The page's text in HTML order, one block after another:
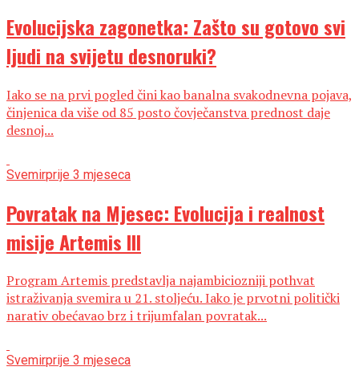
Evolucijska zagonetka: Zašto su gotovo svi
ljudi na svijetu desnoruki?
Iako se na prvi pogled čini kao banalna svakodnevna pojava,
činjenica da više od 85 posto čovječanstva prednost daje
desnoj...
Svemirprije 3 mjeseca
Povratak na Mjesec: Evolucija i realnost
misije Artemis III
Program Artemis predstavlja najambiciozniji pothvat
istraživanja svemira u 21. stoljeću. Iako je prvotni politički
narativ obećavao brz i trijumfalan povratak...
Svemirprije 3 mjeseca